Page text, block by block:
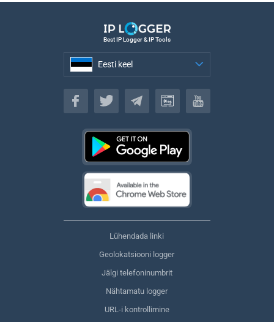
Best IP Logger & IP Tools
Eesti keel
Eesti keel
Lühendada linki
Geolokatsiooni logger
Jälgi telefoninumbrit
Nähtamatu logger
URL-i kontrollimine